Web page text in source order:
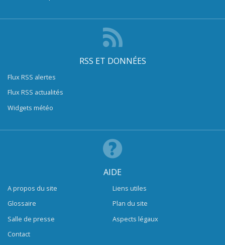
RSS ET DONNÉES
Flux RSS alertes
Flux RSS actualités
Widgets météo
AIDE
A propos du site
Glossaire
Salle de presse
Contact
Liens utiles
Plan du site
Aspects légaux